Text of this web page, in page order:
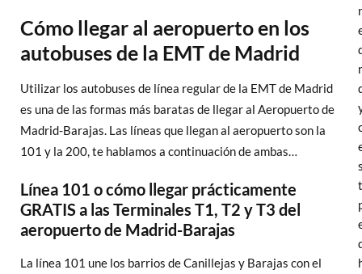
Cómo llegar al aeropuerto en los
autobuses de la EMT de Madrid
Utilizar los autobuses de línea regular de la EMT de Madrid
es una de las formas más baratas de llegar al Aeropuerto de
Madrid-Barajas. Las líneas que llegan al aeropuerto son la
101 y la 200, te hablamos a continuación de ambas…
Línea 101 o cómo llegar prácticamente
GRATIS a las Terminales T1, T2 y T3 del
aeropuerto de Madrid-Barajas
La línea 101 une los barrios de Canillejas y Barajas con el